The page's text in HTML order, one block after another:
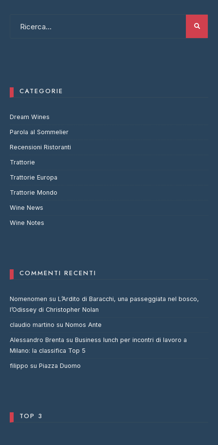
CATEGORIE
Dream Wines
Parola al Sommelier
Recensioni Ristoranti
Trattorie
Trattorie Europa
Trattorie Mondo
Wine News
Wine Notes
COMMENTI RECENTI
Nomenomen su L’Ardito di Baracchi, una passeggiata nel bosco,
l’Odissey di Christopher Nolan
claudio martino su Nomos Ante
Alessandro Brenta su Business lunch per incontri di lavoro a
Milano: la classifica Top 5
filippo su Piazza Duomo
TOP 3